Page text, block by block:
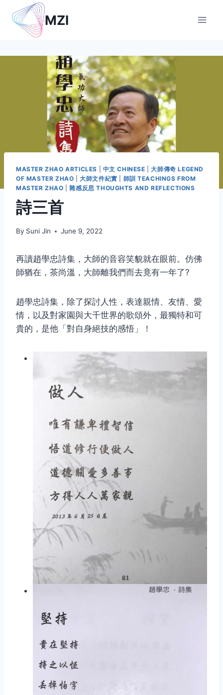
content
MZI
MASTER ZHAO ARTICLES 中文 CHINESE |大師傳奇 LEGEND
OF MASTER ZHAO |大師文件紀實
師訓 TEACHINGS FROM
MASTER ZHAO |雜感反思 THOUGHTS AND REFLECTIONS
詩三首
By Suni Jin June 9, 2022
再讀趙學忠詩集，大師的音容笑貌就在眼前。仿佛
師猶在，茶尚溫，大師離我們而去竟有一年了?
趙學忠詩集，除了探討人性，表達親情、友情、愛
情，以及對家園與大千世界的歌頌外，最獨特和可
貴的，是他「對自身絕技的感悟」！